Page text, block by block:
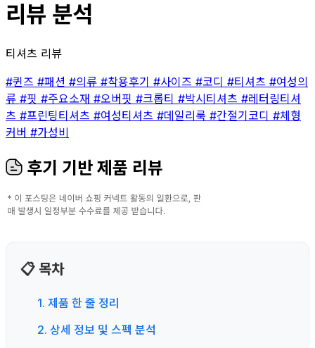
리뷰 분석
티셔츠 리뷰
#퀸즈 #패션 #의류 #착용후기 #사이즈 #코디 #티셔츠 #여성의
류 #핏 #주요소재 #오버핏 #크롭티 #박시티셔츠 #레터링티셔
츠 #프린팅티셔츠 #여성티셔츠 #데일리룩 #간절기코디 #체형
커버 #가성비
후기 기반 제품 리뷰
📋 목차
1. 제품 한 줄 정리
2. 상세 정보 및 스펙 분석